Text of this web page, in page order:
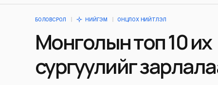
БОЛОВСРОЛ НИЙГЭМ ОНЦЛОХ НИЙТЛЭЛ
Монголын топ 10 их
сургуулийг